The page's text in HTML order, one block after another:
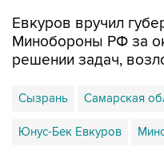
Евкуров вручил
Минобороны РФ за
решении задач,
Сызрань Самарская
Юнус-Бек Евкуров